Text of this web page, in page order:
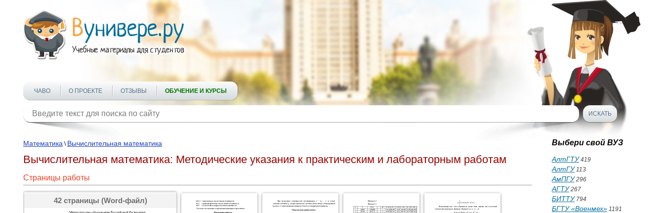
ЧАВО О ПРОЕКТЕ ОТЗЫВЫ ОБУЧЕНИЕ И КУРСЫ
Математика \ Вычислительная математика
Вычислительная математика: Методические указания к практическим и лабораторным работам
Страницы работы
42 страницы (Word-файл)
Выбери свой ВУЗ
АлтГТУ419
АлтГУ113
АмПГУ296
АГТУ267
БИТТУ794
БГТУ «Военмех» 1191